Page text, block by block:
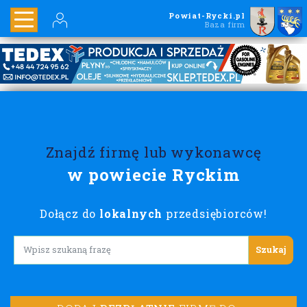
Powiat-Rycki.pl
Baza firm
Znajdź firmę lub wykonawcę
w powiecie Ryckim
Dołącz do lokalnych przedsiębiorców!
Lorem ipsum